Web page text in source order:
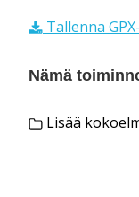
Tallenna
Nämä
Lisää